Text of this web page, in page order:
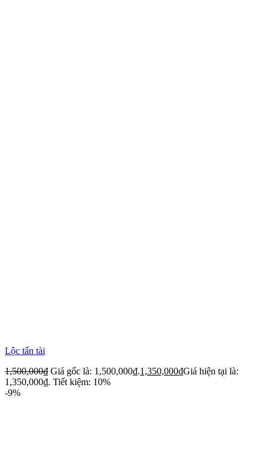
Lộc tấn tài
1,500,000₫ Giá gốc là: 1,500,000₫.1,350,000₫Giá hiện tại là:
1,350,000₫. Tiết kiệm: 10%
-9%